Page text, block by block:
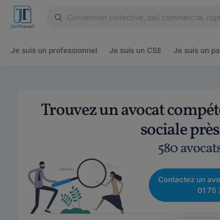
Je suis un professionnel Je suis un CSE Je suis un
Trouvez un avocat
sociale
580
Contactez un
01 75